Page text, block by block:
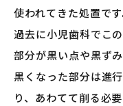
使われてきた処置です
過去に小児歯科でこ
部分が黒い点や黒ず
黒くなった部分は進
り、あわてて削る必